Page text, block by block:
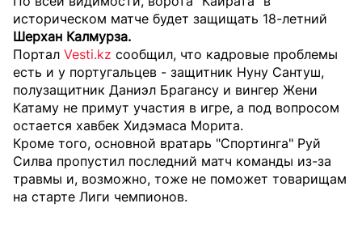
историческом матче будет защищать 18-летний
Шерхан Калмурза.
Портал Vesti.kz сообщил, что кадровые проблемы
есть и у португальцев - защитник Нуну Сантуш,
полузащитник Даниэл Брагансу и вингер Жени
Катаму не примут участия в игре, а под вопросом
остается хавбек Хидэмаса Морита.
Кроме того, основной вратарь "Спортинга" Руй
Силва пропустил последний матч команды из-за
травмы и, возможно, тоже не поможет товарищам
на старте Лиги чемпионов.